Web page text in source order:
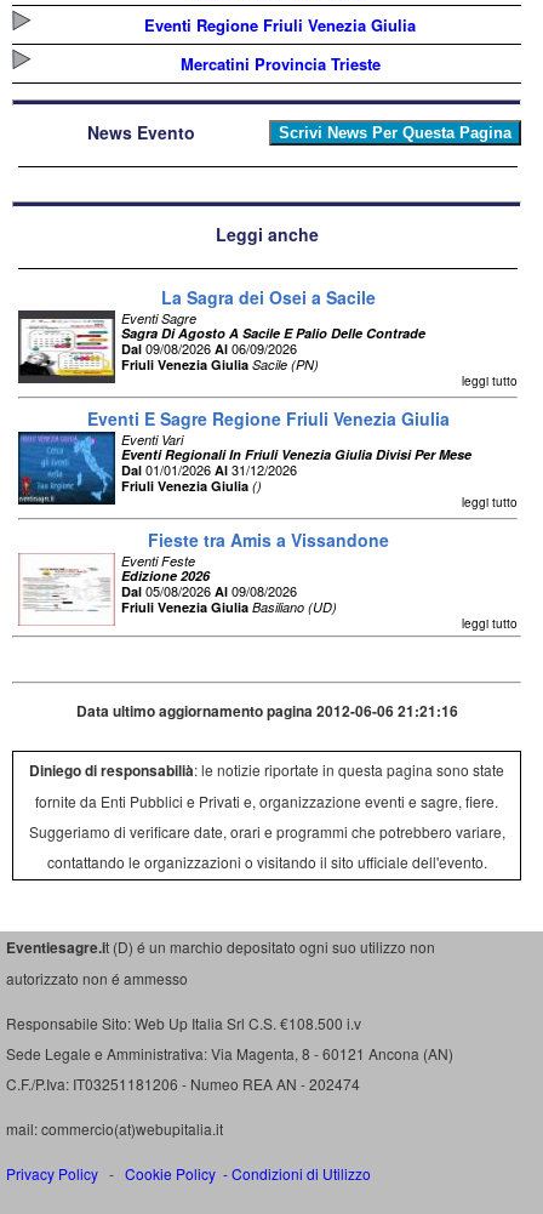
Eventi Regione Friuli Venezia Giulia
Mercatini Provincia Trieste
News Evento
Leggi anche
La Sagra dei Osei a Sacile
Eventi Sagre
Sagra Di Agosto A Sacile E Palio Delle Contrade
Dal 09/08/2026 Al 06/09/2026
Friuli Venezia Giulia Sacile (PN)
leggi tutto
Eventi E Sagre Regione Friuli Venezia Giulia
Eventi Vari
Eventi Regionali In Friuli Venezia Giulia Divisi Per Mese
Dal 01/01/2026 Al 31/12/2026
Friuli Venezia Giulia ()
leggi tutto
Fieste tra Amis a Vissandone
Eventi Feste
Edizione 2026
Dal 05/08/2026 Al 09/08/2026
Friuli Venezia Giulia Basiliano (UD)
leggi tutto
Data ultimo aggiornamento pagina 2012-06-06 21:21:16
Diniego di responsabilià: le notizie riportate in questa pagina sono state
fornite da Enti Pubblici e Privati e, organizzazione eventi e sagre, fiere.
Suggeriamo di verificare date, orari e programmi che potrebbero variare,
contattando le organizzazioni o visitando il sito ufficiale dell'evento.
Eventiesagre.it (D) é un marchio depositato ogni suo utilizzo non
autorizzato non é ammesso
Responsabile Sito: Web Up Italia Srl C.S. €108.500 i.v
Sede Legale e Amministrativa: Via Magenta, 8 - 60121 Ancona (AN)
C.F./P.Iva: IT03251181206 - Numeo REA AN - 202474
mail: commercio(at)webupitalia.it
Privacy Policy - Cookie Policy -Condizioni di Utilizzo